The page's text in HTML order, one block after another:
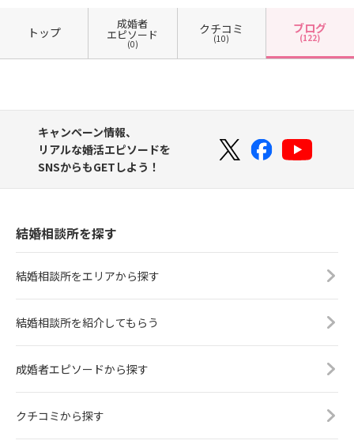
トップ
成婚者
エピソード
(0)
クチコミ
(10)
ブログ
(122)
キャンペーン情報、
リアルな婚活エピソードを
SNSからもGETしよう！
結婚相談所を探す
結婚相談所をエリアから探す
結婚相談所を紹介してもらう
成婚者エピソードから探す
クチコミから探す